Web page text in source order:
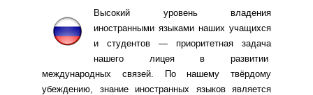
Высокий уровень владения
иностранными языками наших учащихся
и студентов — приоритетная задача
нашего лицея в развитии
международных связей. По нашему твёрдому
убеждению, знание иностранных языков является